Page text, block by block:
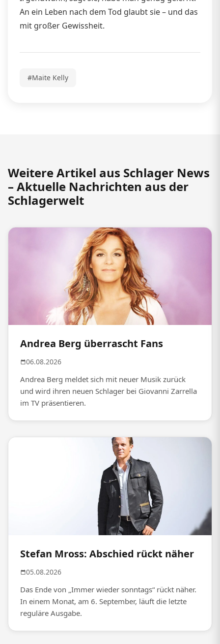
An ein Leben nach dem Tod glaubt sie – und das
mit großer Gewissheit.
#Maite Kelly
Weitere Artikel aus Schlager News
– Aktuelle Nachrichten aus der
Schlagerwelt
Andrea Berg überrascht Fans
06.08.2026
Andrea Berg meldet sich mit neuer Musik zurück
und wird ihren neuen Schlager bei Giovanni Zarrella
im TV präsentieren.
Stefan Mross: Abschied rückt näher
05.08.2026
Das Ende von „Immer wieder sonntags“ rückt näher.
In einem Monat, am 6. September, läuft die letzte
reguläre Ausgabe.